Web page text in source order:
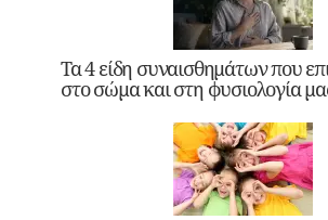
Τα 4 είδη συναισθημάτων που
στο σώμα και στη φυσιολογία